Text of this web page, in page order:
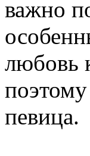
важно
любовь
певица.